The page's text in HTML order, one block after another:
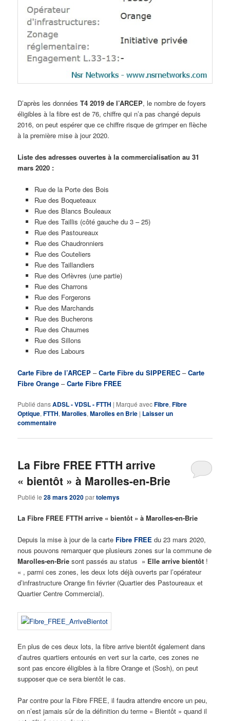
D’après les donnéesT4 2019 de l’ARCEP, le nombre de foyers
éligibles à la fibre est de 76, chiffre qui n’a pas changé depuis
2016, on peut espérer que ce chiffre risque de grimper en flèche
à la première mise à jour 2020.
Liste des adresses ouvertes à la commercialisation au 31
mars 2020 :
Rue de la Porte des Bois
Rue des Boqueteaux
Rue des Blancs Bouleaux
Rue des Taillis (côté gauche du 3 – 25)
Rue des Pastoureaux
Rue des Chaudronniers
Rue des Couteliers
Rue des Taillandiers
Rue des Orfèvres (une partie)
Rue des Charrons
Rue des Forgerons
Rue des Marchands
Rue des Bucherons
Rue des Chaumes
Rue des Sillons
Rue des Labours
Carte Fibre de l’ARCEP –Carte Fibre du SIPPEREC –Carte
Fibre Orange –Carte Fibre FREE
Publié dansADSL - VDSL - FTTH | Marqué avecFibre,Fibre
Optique,FTTH,Marolles,Marolles en Brie | Laisser un
commentaire
La Fibre FREE FTTH arrive
« bientôt » à Marolles-en-Brie
Publié le28 mars 2020partolemys
La Fibre FREE FTTH arrive « bientôt » à Marolles-en-Brie
Depuis la mise à jour de la carte Fibre FREE du 23 mars 2020,
nous pouvons remarquer que plusieurs zones sur la commune de
Marolles-en-Brie sont passés au status » Elle arrive bientôt !
« , parmi ces zones, les deux lots déjà ouverts par l’opérateur
d’infrastructure Orange fin février (Quartier des Pastoureaux et
Quartier Centre Commercial).
En plus de ces deux lots, la fibre arrive bientôt également dans
d’autres quartiers entourés en vert sur la carte, ces zones ne
sont pas encore éligibles à la fibre Orange et (Sosh), on peut
supposer que ce sera bientôt le cas.
Par contre pour la Fibre FREE, il faudra attendre encore un peu,
on n’est jamais sûr de la définition du terme « Bientôt » quand il